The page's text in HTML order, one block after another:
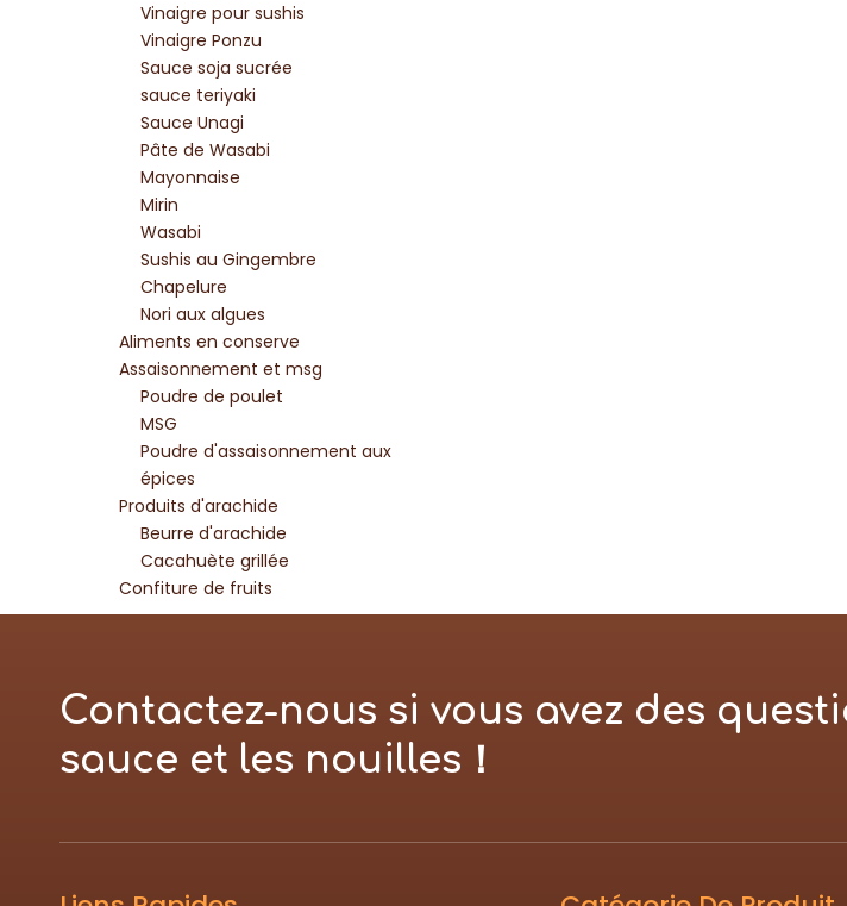
Vinaigre pour sushis
Vinaigre Ponzu
Sauce soja sucrée
sauce teriyaki
Sauce Unagi
Pâte de Wasabi
Mayonnaise
Mirin
Wasabi
Sushis au Gingembre
Chapelure
Nori aux algues
Aliments en conserve
Assaisonnement et msg
Poudre de poulet
MSG
Poudre d'assaisonnement aux
épices
Produits d'arachide
Beurre d'arachide
Cacahuète grillée
Confiture de fruits
Contactez-nous si vous avez des
sauce et les nouilles！